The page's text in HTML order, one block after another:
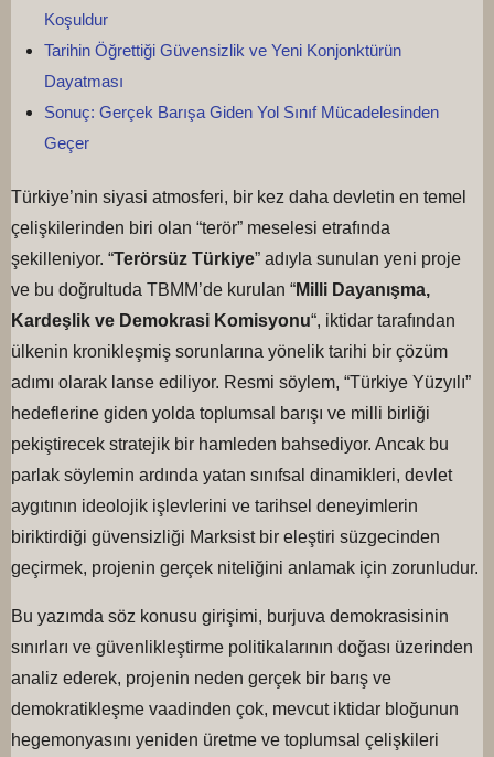
Koşuldur
Tarihin Öğrettiği Güvensizlik ve Yeni Konjonktürün
Dayatması
Sonuç: Gerçek Barışa Giden Yol Sınıf Mücadelesinden
Geçer
Türkiye’nin siyasi atmosferi, bir kez daha devletin en temel
çelişkilerinden biri olan “terör” meselesi etrafında
şekilleniyor. “Terörsüz Türkiye” adıyla sunulan yeni proje
ve bu doğrultuda TBMM’de kurulan “Milli Dayanışma,
Kardeşlik ve Demokrasi Komisyonu“, iktidar tarafından
ülkenin kronikleşmiş sorunlarına yönelik tarihi bir çözüm
adımı olarak lanse ediliyor. Resmi söylem, “Türkiye Yüzyılı”
hedeflerine giden yolda toplumsal barışı ve milli birliği
pekiştirecek stratejik bir hamleden bahsediyor. Ancak bu
parlak söylemin ardında yatan sınıfsal dinamikleri, devlet
aygıtının ideolojik işlevlerini ve tarihsel deneyimlerin
biriktirdiği güvensizliği Marksist bir eleştiri süzgecinden
geçirmek, projenin gerçek niteliğini anlamak için zorunludur.
Bu yazımda söz konusu girişimi, burjuva demokrasisinin
sınırları ve güvenlikleştirme politikalarının doğası üzerinden
analiz ederek, projenin neden gerçek bir barış ve
demokratikleşme vaadinden çok, mevcut iktidar bloğunun
hegemonyasını yeniden üretme ve toplumsal çelişkileri